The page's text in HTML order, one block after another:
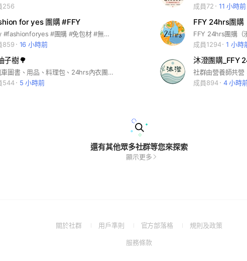
256
成員72
11 小時前
for yes 團購 #FFY
#ffy #fashionforyes #團購 #免包材 #無感失憶內衣 #fashion for yes
859
16 小時前
FFY 24hrs團購
成員1294
1 小時
子樹🌳
✨風車圖書、用品、料理包、24hrs內衣團購✨高雄可面交，住戶享有不限金額免運
544
5 小時前
沐澄團購_FFY
成員894
4 小時
還有其他眾多社群等您來探索
顯示更多
關於社群
(Open用戶準則
(Open
a
官方部落格
(Open規則及政策(Open
服務條款(Open